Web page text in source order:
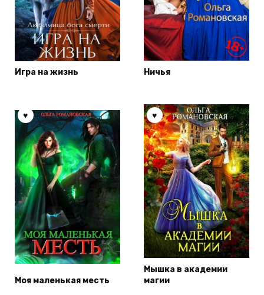
Игра на жизнь Ничья
Моя маленькая месть
Мышка в академии
магии